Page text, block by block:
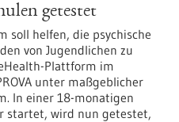
getestet
soll helfen, die psychische
von Jugendlichen zu
Plattform im
unter maßgeblicher
In einer 18-monatigen
startet, wird nun getestet,